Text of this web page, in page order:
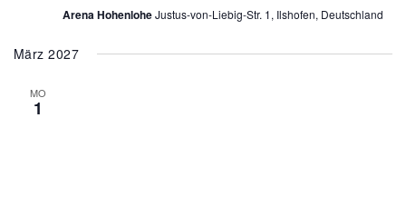
Arena HohenloheJustus-von-Liebig-Str. 1, Ilshofen, Deutschland
März 2027
MO
1